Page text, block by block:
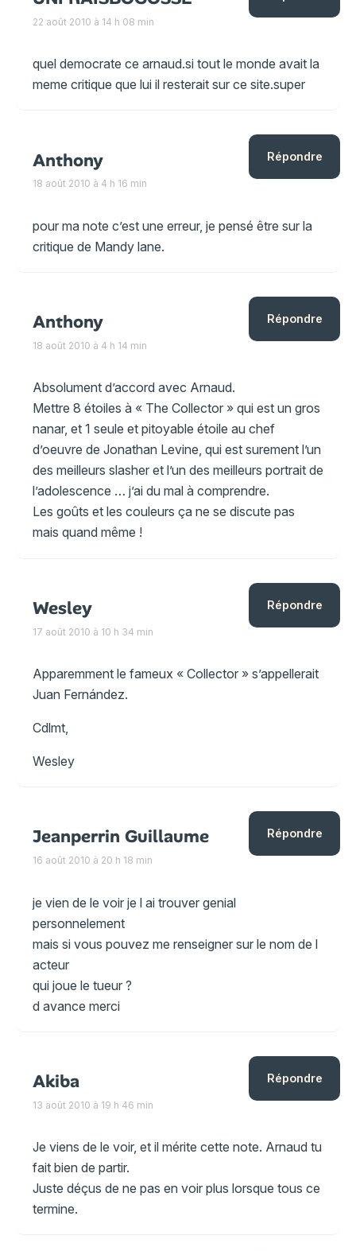
22 août 2010 à 14 h 08 min
quel democrate ce arnaud.si tout le monde avait la
meme critique que lui il resterait sur ce site.super
Anthony
18 août 2010 à 4 h 16 min
pour ma note c’est une erreur, je pensé être sur la
critique de Mandy lane.
Répondre
Anthony
18 août 2010 à 4 h 14 min
Absolument d’accord avec Arnaud.
Mettre 8 étoiles à « The Collector » qui est un gros
nanar, et 1 seule et pitoyable étoile au chef
d’oeuvre de Jonathan Levine, qui est surement l’un
des meilleurs slasher et l’un des meilleurs portrait de
l’adolescence … j’ai du mal à comprendre.
Les goûts et les couleurs ça ne se discute pas
mais quand même !
Répondre
Wesley
17 août 2010 à 10 h 34 min
Apparemment le fameux « Collector » s’appellerait
Juan Fernández.
Cdlmt,
Wesley
Répondre
Jeanperrin Guillaume
16 août 2010 à 20 h 18 min
je vien de le voir je l ai trouver genial
personnelement
mais si vous pouvez me renseigner sur le nom de l
acteur
qui joue le tueur ?
d avance merci
Répondre
Akiba
13 août 2010 à 19 h 46 min
Je viens de le voir, et il mérite cette note. Arnaud tu
fait bien de partir.
Juste déçus de ne pas en voir plus lorsque tous ce
termine.
Répondre